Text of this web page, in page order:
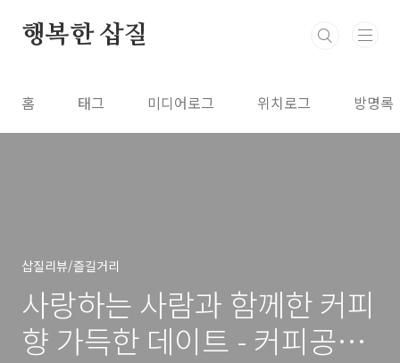
행복한 삽질
홈 태그 미디어로그 위치로그 방명록
삽질리뷰/즐길거리
사랑하는 사람과 함께한 커피
향 가득한 데이트 - 커피공장